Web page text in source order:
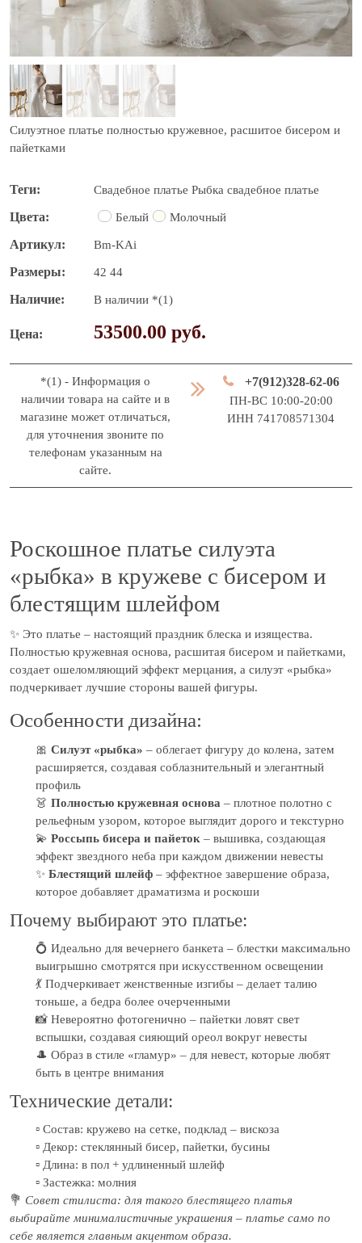
Cилуэтное платье полностью кружевное, расшитое бисером и
пайетками
Теги Свадебное платье Рыбка свадебное платье
Цвета Белый Молочный
Артикул Bm-KAi
Размеры 42 44
Наличие В наличии *(1)
Цена 53500.00 руб.
*(1) - Информация о
наличии товара на сайте и в
магазине может отличаться,
для уточнения звоните по
телефонам указанным на
сайте.
+7(912)328-62-06
ПН-ВС 10:00-20:00
ИНН 741708571304
Роскошное платье силуэта
«рыбка» в кружеве с бисером и
блестящим шлейфом
✨ Это платье – настоящий праздник блеска и изящества.
Полностью кружевная основа, расшитая бисером и пайетками,
создает ошеломляющий эффект мерцания, а силуэт «рыбка»
подчеркивает лучшие стороны вашей фигуры.
Особенности дизайна:
🎀 Силуэт «рыбка» – облегает фигуру до колена, затем
расширяется, создавая соблазнительный и элегантный
профиль
👗 Полностью кружевная основа – плотное полотно с
рельефным узором, которое выглядит дорого и текстурно
💫 Россыпь бисера и пайеток – вышивка, создающая
эффект звездного неба при каждом движении невесты
✨ Блестящий шлейф – эффектное завершение образа,
которое добавляет драматизма и роскоши
Почему выбирают это платье:
💍 Идеально для вечернего банкета – блестки максимально
выигрышно смотрятся при искусственном освещении
💃 Подчеркивает женственные изгибы – делает талию
тоньше, а бедра более очерченными
📸 Невероятно фотогенично – пайетки ловят свет
вспышки, создавая сияющий ореол вокруг невесты
🎩 Образ в стиле «гламур» – для невест, которые любят
быть в центре внимания
Технические детали:
▫️ Состав: кружево на сетке, подклад – вискоза
▫️ Декор: стеклянный бисер, пайетки, бусины
▫️ Длина: в пол + удлиненный шлейф
▫️ Застежка: молния
💐 Совет стилиста: для такого блестящего платья
выбирайте минималистичные украшения – платье само по
себе является главным акцентом образа.